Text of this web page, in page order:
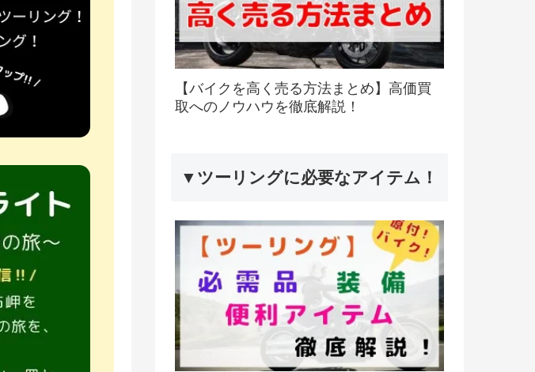
【バイクを高く売る方法まとめ】高価買
取へのノウハウを徹底解説！
▼ツーリングに必要なアイテム！